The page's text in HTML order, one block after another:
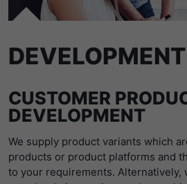
DEVELOPMENT
CUSTOMER
DEVELOPMENT
We supply product variants which
products or product platforms and
to your requirements. Alternatively,